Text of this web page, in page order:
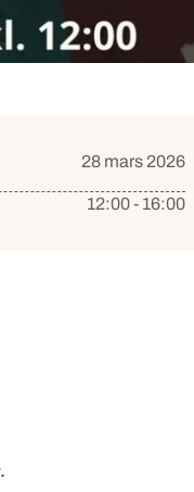
28 mars 2026
12:00 - 16:00